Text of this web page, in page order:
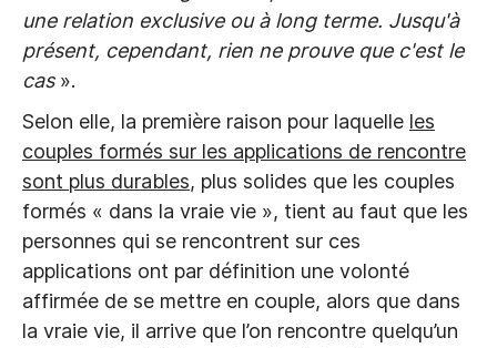
une relation exclusive ou à long terme. Jusqu'à
présent, cependant, rien ne prouve que c'est le
cas».
Selon elle, la première raison pour laquelle les
couples formés sur les applications de rencontre
sont plus durables, plus solides que les couples
formés « dans la vraie vie », tient au faut que les
personnes qui se rencontrent sur ces
applications ont par définition une volonté
affirmée de se mettre en couple, alors que dans
la vraie vie, il arrive que l’on rencontre quelqu’un